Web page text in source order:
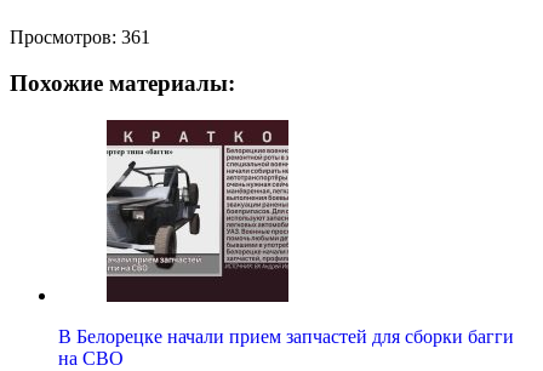
Просмотров: 361
Похожие материалы:
В Белорецке начали прием запчастей для сборки багги
на СВО